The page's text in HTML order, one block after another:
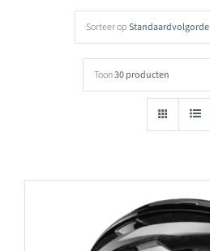
Sorteer opStandaardvolgorde
Toon30 producten